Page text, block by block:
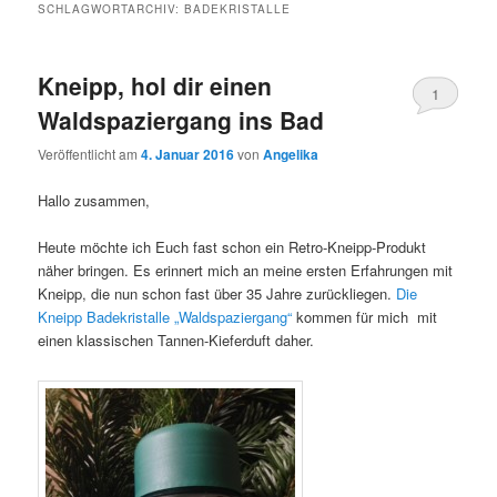
SCHLAGWORTARCHIV:BADEKRISTALLE
Kneipp, hol dir einen
Waldspaziergang ins Bad
Veröffentlicht am4. Januar 2016vonAngelika
1
Hallo zusammen,
Heute möchte ich Euch fast schon ein Retro-Kneipp-Produkt
näher bringen. Es erinnert mich an meine ersten Erfahrungen mit
Kneipp, die nun schon fast über 35 Jahre zurückliegen. Die
Kneipp Badekristalle „Waldspaziergang“ kommen für mich mit
einen klassischen Tannen-Kieferduft daher.